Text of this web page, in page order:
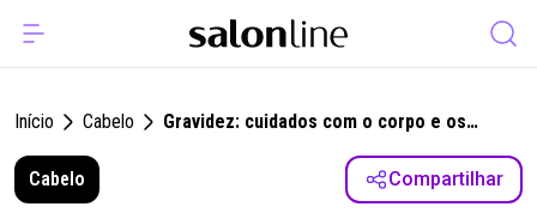
Início Cabelo
Gravidez: cuidados com o corpo e os
cabelos durante e após
Cabelo
Compartilhar